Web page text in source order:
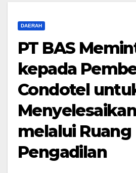
DAERAH
PT BAS
kepada
Condotel
melalui Ruang
Pengadilan